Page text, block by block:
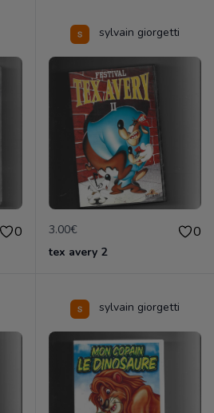
0
sylvain giorgetti
3.00€ 0
tex avery 2
sylvain giorgetti